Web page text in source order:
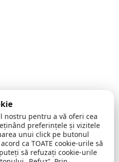
nostru pentru a vă oferi cea
preferințele și vizitele
unui click pe butonul
ca TOATE cookie-urile să
să refuzați cookie-urile